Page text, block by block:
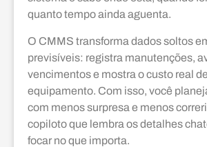
quanto tempo ainda aguenta.
O CMMS transforma dados soltos
previsíveis: registra manutenções,
vencimentos e mostra o custo real
equipamento. Com isso, você
com menos surpresa e menos
copiloto que lembra os detalhes
focar no que importa.